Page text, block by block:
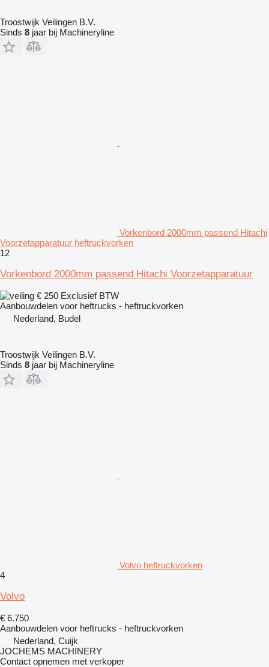
Troostwijk Veilingen B.V.
Sinds 8 jaar bij Machineryline
Vorkenbord 2000mm passend Hitachi
Voorzetapparatuur heftruckvorken
12
Vorkenbord 2000mm passend Hitachi Voorzetapparatuur
€ 250 Exclusief BTW
Aanbouwdelen voor heftrucks - heftruckvorken
Nederland, Budel
Troostwijk Veilingen B.V.
Sinds 8 jaar bij Machineryline
Volvo heftruckvorken
4
Volvo
€ 6.750
Aanbouwdelen voor heftrucks - heftruckvorken
Nederland, Cuijk
JOCHEMS MACHINERY
Contact opnemen met verkoper